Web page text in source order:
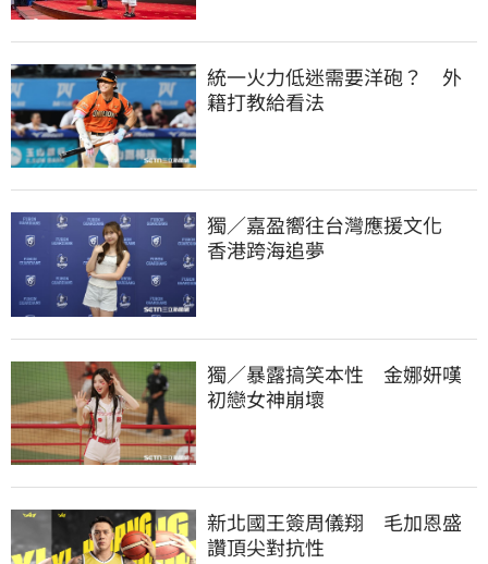
統一火力低迷需要洋砲？　外
籍打教給看法
獨／嘉盈嚮往台灣應援文化
香港跨海追夢
獨／暴露搞笑本性　金娜妍嘆
初戀女神崩壞
新北國王簽周儀翔　毛加恩盛
讚頂尖對抗性